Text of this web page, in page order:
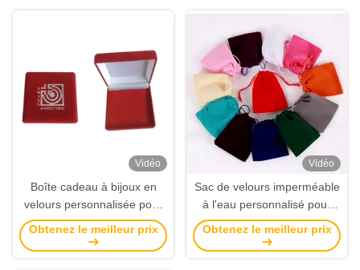
Vidéo
Boîte cadeau à bijoux en
velours personnalisée pour
bagues et colliers
Obtenez le meilleur prix
Vidéo
Sac de velours imperméable
à l'eau personnalisé pour
l'emballage et le stockage de
cadeaux avec un matériau
Obtenez le meilleur prix